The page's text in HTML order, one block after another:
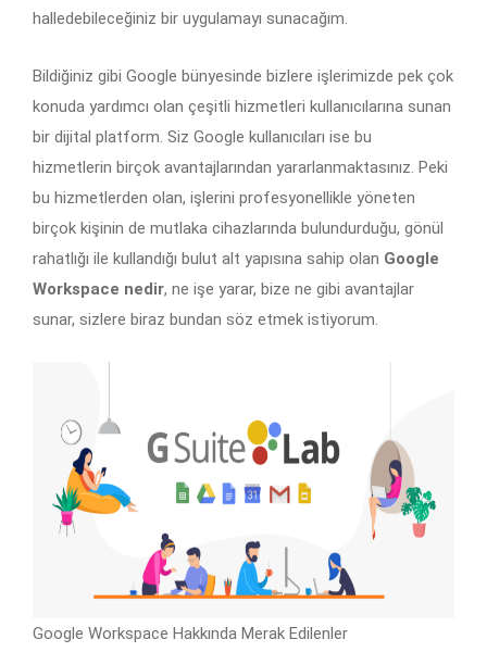
halledebileceğiniz bir uygulamayı sunacağım.
Bildiğiniz gibi Google bünyesinde bizlere işlerimizde pek çok
konuda yardımcı olan çeşitli hizmetleri kullanıcılarına sunan
bir dijital platform. Siz Google kullanıcıları ise bu
hizmetlerin birçok avantajlarından yararlanmaktasınız. Peki
bu hizmetlerden olan, işlerini profesyonellikle yöneten
birçok kişinin de mutlaka cihazlarında bulundurduğu, gönül
rahatlığı ile kullandığı bulut alt yapısına sahip olan Google
Workspace nedir, ne işe yarar, bize ne gibi avantajlar
sunar, sizlere biraz bundan söz etmek istiyorum.
Google Workspace Hakkında Merak Edilenler